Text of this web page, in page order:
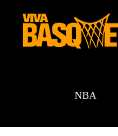
contenido
NBA